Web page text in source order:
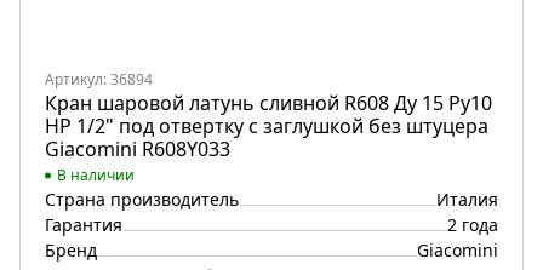
Артикул: 36894
Кран шаровой латунь сливной R608 Ду 15 Ру10
НР 1/2" под отвертку с заглушкой без штуцера
Giacomini R608Y033
В наличии
Страна производитель
Италия
Гарантия
2 года
Бренд
Giacomini